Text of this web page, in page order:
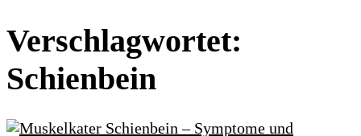
Verschlagwortet:
Schienbein